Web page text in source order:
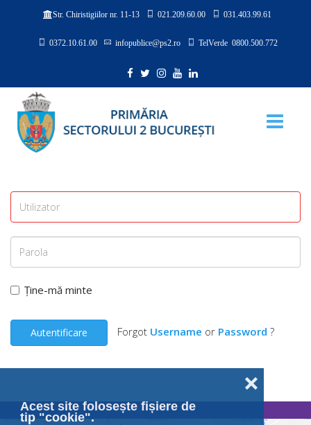
Acest site folosește fișiere de
tip "cookie".
❌
Str. Chiristigiilor nr. 11-13 021.209.60.00 031.403.99.61
0372.10.61.00 infopublice@ps2.ro TelVerde 0800.500.772
Ține-mă minte
Autentificare Forgot Username or Password ?